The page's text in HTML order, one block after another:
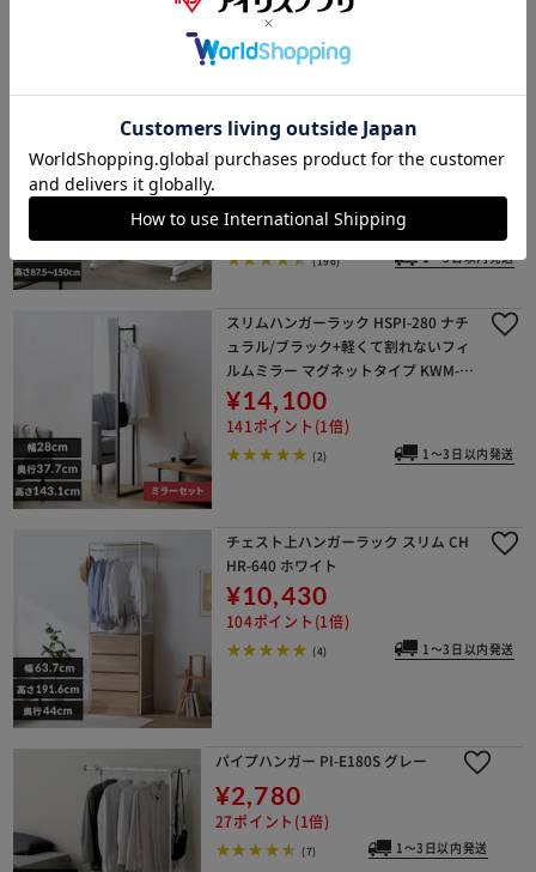
ー付き パイプハンガー シングルタイ
プ PE-E180R ホワイト
¥1,780
17ポイント(1倍)
(196) 1～3日以内発送
スリムハンガーラック HSPI-280 ナチ
ュラル/ブラック+軽くて割れないフィ
ルムミラー マグネットタイプ KWM-2
8150M シルバー
¥14,100
141ポイント(1倍)
(2) 1～3日以内発送
チェスト上ハンガーラック スリム CH
HR-640 ホワイト
¥10,430
104ポイント(1倍)
(4) 1～3日以内発送
パイプハンガー PI-E180S グレー
¥2,780
27ポイント(1倍)
(7) 1～3日以内発送